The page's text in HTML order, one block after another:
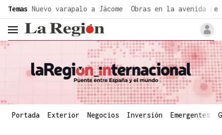
Temas Nuevo varapalo a Jácome Obras en la avenida de
header.menu.open
Portada Exterior Negocios Inversión Emergentes